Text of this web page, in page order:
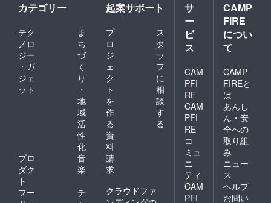
カテゴリー
テク
ノロ
ジー
・ガ
ジェ
ット
ま
ち
づ
く
り
・
地
域
活
性
化
プロ
ダク
ト
音
楽
フー
チ
起案サポート
プ
ロ
ジ
ェ
ク
ト
を
作
る
ス
タ
ッ
フ
に
相
談
す
る
資
料
請
求
クラウドファ
サ
ー
ビ
ス
CAM
PFI
RE
CAM
PFI
RE
コ
ミュ
ニ
ティ
CAM
PFI
CAMP
FIRE
につい
て
CAMP
FIREと
は
あんし
ん・安
全への
取り組
み
ニュー
ス
ヘルプ
お問い